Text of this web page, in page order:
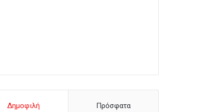
Δημοφιλή Πρόσφατα